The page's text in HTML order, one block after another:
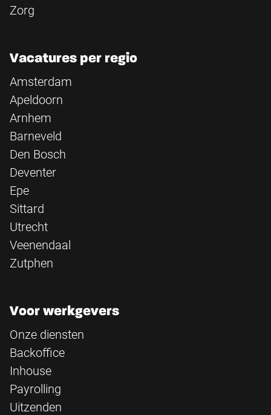
Zorg
Vacatures per regio
Amsterdam
Apeldoorn
Arnhem
Barneveld
Den Bosch
Deventer
Epe
Sittard
Utrecht
Veenendaal
Zutphen
Voor werkgevers
Onze diensten
Backoffice
Inhouse
Payrolling
Uitzenden